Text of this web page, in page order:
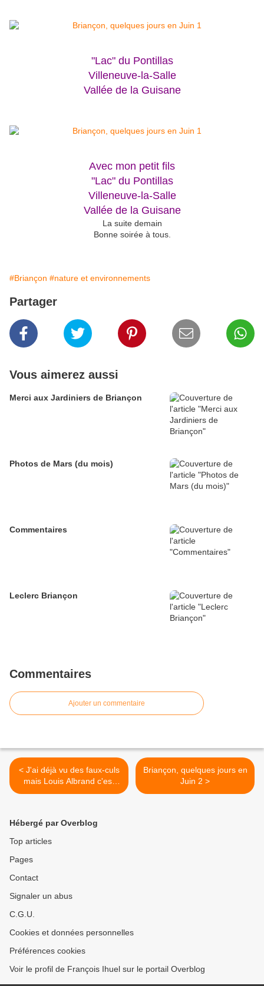
"Lac" du Pontillas
Villeneuve-la-Salle
Vallée de la Guisane
Avec mon petit fils
"Lac" du Pontillas
Villeneuve-la-Salle
Vallée de la Guisane
La suite demain
Bonne soirée à tous.
#Briançon #nature et environnements
Partager
Vous aimerez aussi
Merci aux Jardiniers de Briançon
Photos de Mars (du mois)
Commentaires
Leclerc Briançon
Commentaires
Ajouter un commentaire
< J'ai déjà vu des faux-culs
mais Louis Albrand c'est
une synthèse
Briançon, quelques jours en
Juin 2 >
Hébergé par Overblog
Top articles
Pages
Contact
Signaler un abus
C.G.U.
Cookies et données personnelles
Préférences cookies
Voir le profil de François Ihuel sur le portail Overblog